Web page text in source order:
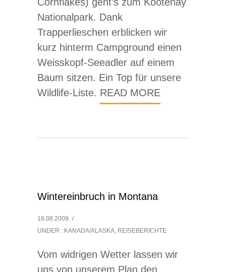
Nationalpark. Dank
Trapperlieschen erblicken wir
kurz hinterm Campground einen
Weisskopf-Seeadler auf einem
Baum sitzen. Ein Top für unsere
Wildlife-Liste. READ MORE
Wintereinbruch in Montana
18.08.2009 /
UNDER : KANADA/ALASKA, REISEBERICHTE
Vom widrigen Wetter lassen wir
uns von unserem Plan den